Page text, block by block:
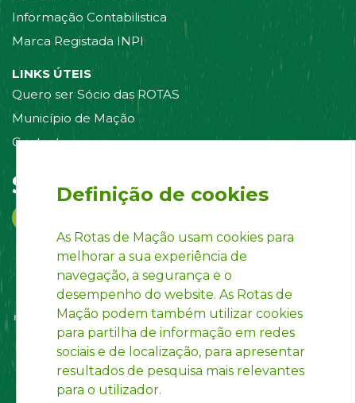
Informação Contabilistica
Marca Registada INPI
LINKS ÚTEIS
Quero ser Sócio das ROTAS
Município de Mação
Contacte-nos
Siga-nos em:
Definição de cookies
As Rotas de Mação usam cookies para
melhorar a sua experiência de
navegação, a segurança e o
desempenho do website. As Rotas de
Mação podem também utilizar cookies
para partilha de informação em redes
sociais e de localização, para apresentar
resultados de pesquisa mais relevantes
para o utilizador.